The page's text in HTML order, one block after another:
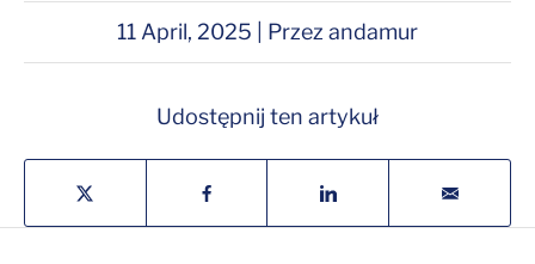
11 April, 2025 | Przez andamur
Udostępnij ten artykuł